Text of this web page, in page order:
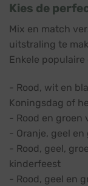
Kies de
Mix en match
uitstraling te
Enkele
- Rood, wit en
Koningsdag of
- Rood en groen
- Oranje, geel
- Rood, geel,
kinderfeest
- Rood, geel en